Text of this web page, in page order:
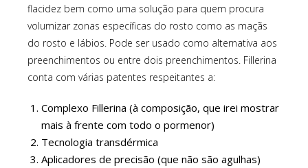
flacidez bem como uma solução para quem procura
volumizar zonas específicas do rosto como as maçãs
do rosto e lábios. Pode ser usado como alternativa aos
preenchimentos ou entre dois preenchimentos. Fillerina
conta com várias patentes respeitantes a:
Complexo Fillerina (à composição, que irei mostrar
mais à frente com todo o pormenor)
Tecnologia transdérmica
Aplicadores de precisão (que não são agulhas)